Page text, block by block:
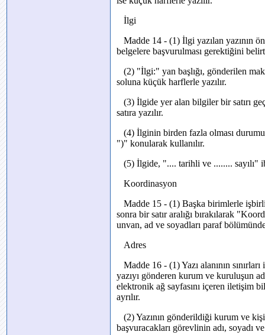
İlgi
Madde 14 - (1) İlgi yazılan yazının
belgelere başvurulması gerektiğini
(2) "İlgi:" yan başlığı, gönderilen
soluna küçük harflerle yazılır.
(3) İlgide yer alan bilgiler bir satırı
satıra yazılır.
(4) İlginin birden fazla olması
")" konularak kullanılır.
(5) İlgide, ".... tarihli ve ........ sayılı"
Koordinasyon
Madde 15 - (1) Başka birimlerle
sonra bir satır aralığı bırakılarak
unvan, ad ve soyadları paraf
Adres
Madde 16 - (1) Yazı alanının
yazıyı gönderen kurum ve kuruluşun
elektronik ağ sayfasını içeren iletişim
ayrılır.
(2) Yazının gönderildiği kurum ve
başvuracakları görevlinin adı, soyadı